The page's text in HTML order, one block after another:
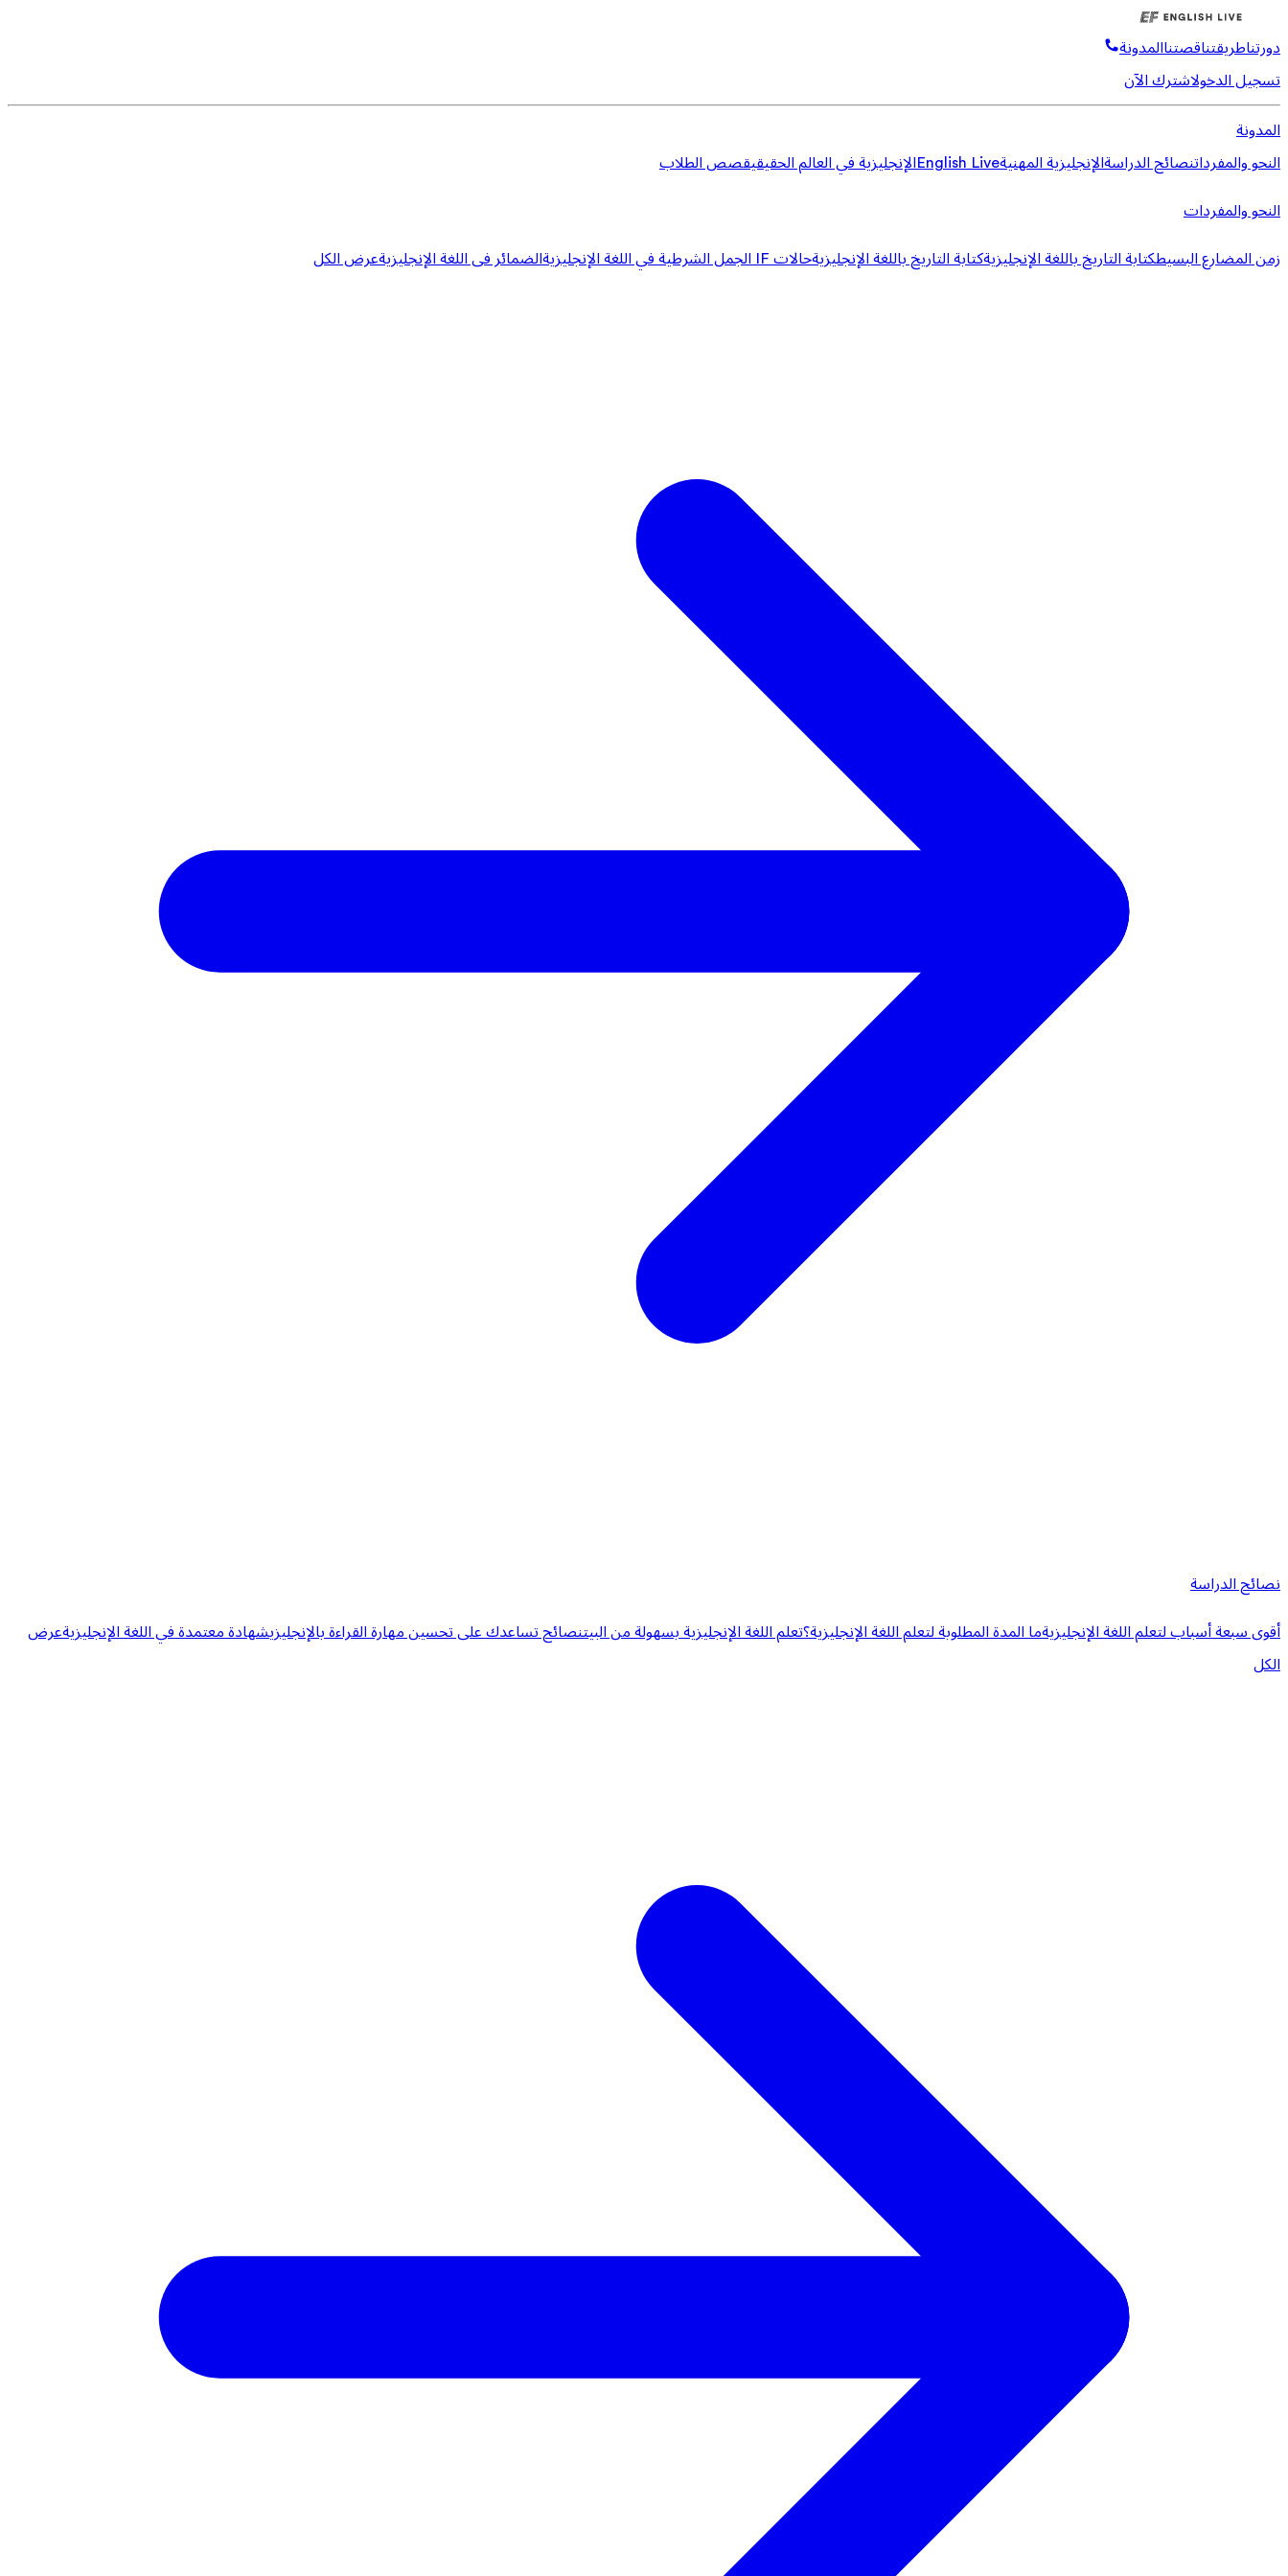
دورتناطريقتناقصتناالمدونة
تسجيل الدخولاشترك الآن
المدونة
النحو والمفرداتنصائح الدراسةالإنجليزية المهنيةEnglish Liveالإنجليزية في العالم الحقيقيقصص الطلاب
النحو والمفردات
زمن المضارع البسيطكتابة التاريخ باللغة الإنجليزيةكتابة التاريخ باللغة الإنجليزيةحالات IF الجمل الشرطية في اللغة الإنجليزية الضمائر فى اللغة الإنجليزيةعرض الكل
نصائح الدراسة
أقوى سبعة أسباب لتعلم اللغة الإنجليزيةما المدة المطلوبة لتعلم اللغة الإنجليزية؟تعلم اللغة الإنجليزية بسهولة من البيتنصائح تساعدك على تحسين مهارة القراءة بالإنجليزيشهادة معتمدة في اللغة الإنجليزيةعرض
الكل